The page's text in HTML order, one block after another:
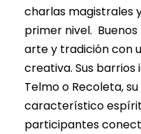
charlas magistrales
primer nivel.
arte y tradición con
creativa. Sus barrios
Telmo o Recoleta,
característico
participantes